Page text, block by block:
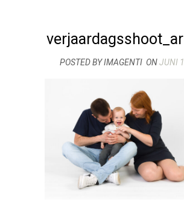
POSTED BY IMAGENTI ONJUNI